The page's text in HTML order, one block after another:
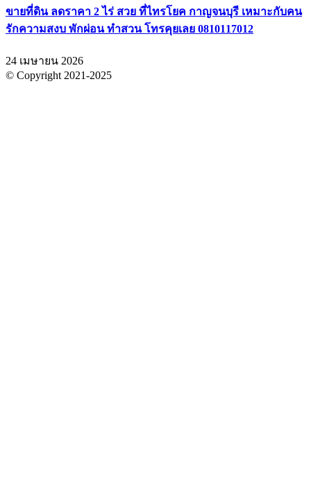
ขายที่ดิน ลดราคา 2 ไร่ สวย ที่ไทรโยค กาญจนบุรี เหมาะกับคน
รักความสงบ พักผ่อน ทำสวน โทรคุยเลย 0810117012
24 เมษายน 2026
© Copyright 2021-2025